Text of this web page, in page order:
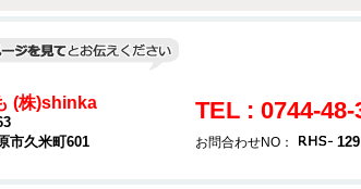
(株)shinka
市久米町601
TEL : 0744-48-
お問合わせNO： 129